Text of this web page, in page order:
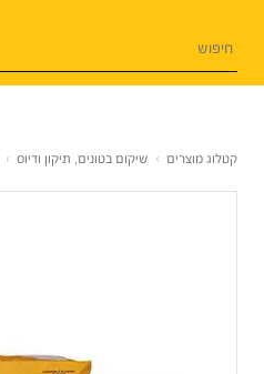
קטלוג מוצרים › שיקום בטונים, תיקון ודיוס ›